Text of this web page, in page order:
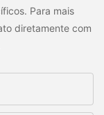
Para mais
diretamente com